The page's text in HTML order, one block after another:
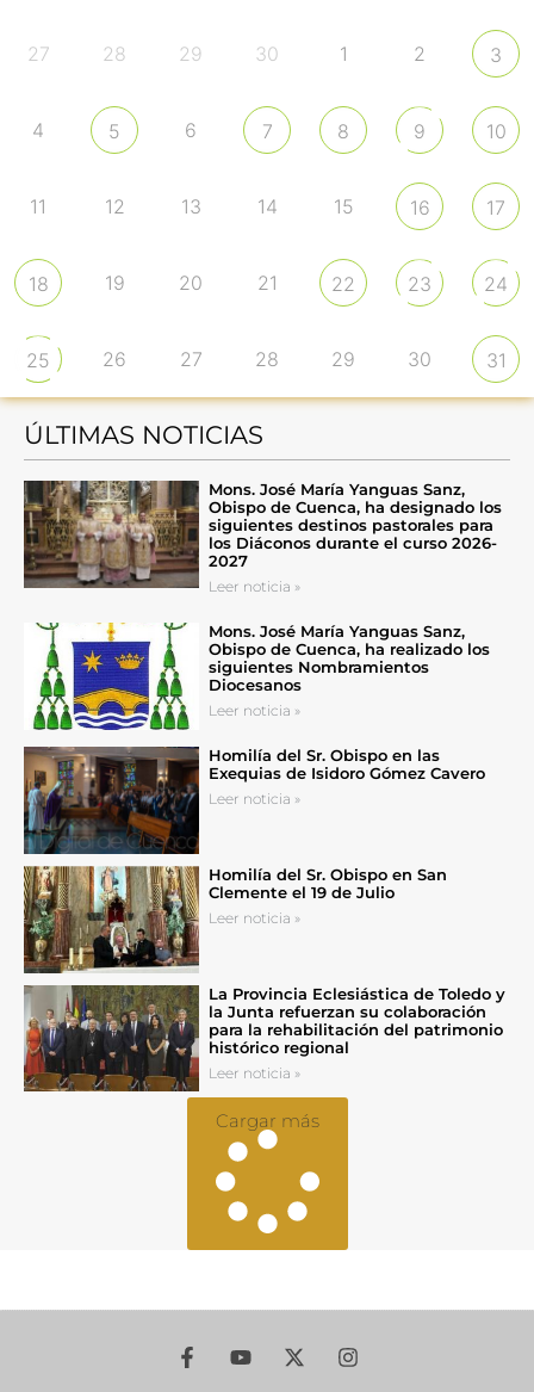
27 28 29 30 1 2 3
4 5 6 7 8 9 10
11 12 13 14 15 16 17
18 19 20 21 22 23 24
25 26 27 28 29 30 31
ÚLTIMAS NOTICIAS
Mons. José María Yanguas Sanz,
Obispo de Cuenca, ha designado los
siguientes destinos pastorales para
los Diáconos durante el curso 2026-
2027
Leer noticia »
Mons. José María Yanguas Sanz,
Obispo de Cuenca, ha realizado los
siguientes Nombramientos
Diocesanos
Leer noticia »
Homilía del Sr. Obispo en las
Exequias de Isidoro Gómez Cavero
Leer noticia »
Homilía del Sr. Obispo en San
Clemente el 19 de Julio
Leer noticia »
La Provincia Eclesiástica de Toledo y
la Junta refuerzan su colaboración
para la rehabilitación del patrimonio
histórico regional
Leer noticia »
Cargar más